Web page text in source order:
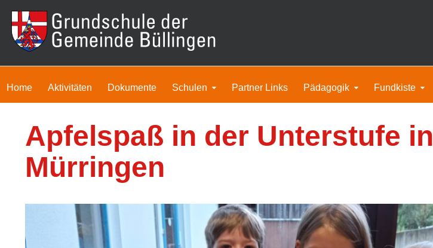
Home Aktivitäten Dokumente Schulen Partner Links Pädagogik Fundkiste
Apfelspaß in der Unterstufe in
Mürringen